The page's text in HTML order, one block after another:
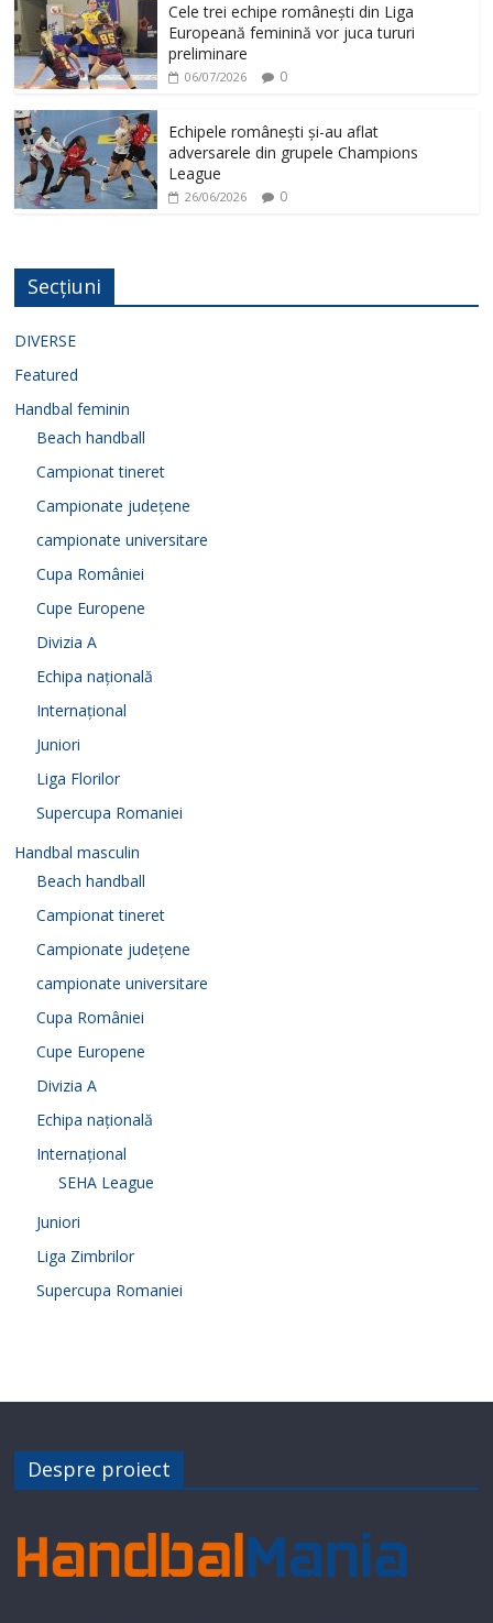
Cele trei echipe românești din Liga
Europeană feminină vor juca tururi
preliminare
06/07/2026 0
Echipele românești și-au aflat
adversarele din grupele Champions
League
26/06/2026 0
Secțiuni
DIVERSE
Featured
Handbal feminin
Beach handball
Campionat tineret
Campionate județene
campionate universitare
Cupa României
Cupe Europene
Divizia A
Echipa națională
Internațional
Juniori
Liga Florilor
Supercupa Romaniei
Handbal masculin
Beach handball
Campionat tineret
Campionate județene
campionate universitare
Cupa României
Cupe Europene
Divizia A
Echipa națională
Internațional
SEHA League
Juniori
Liga Zimbrilor
Supercupa Romaniei
Despre proiect